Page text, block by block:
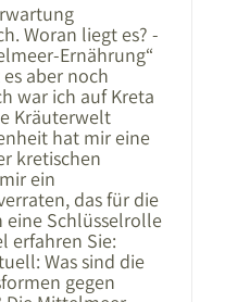
Woran liegt es? -
Ernährung“
aber noch
war ich auf Kreta
Kräuterwelt
hat mir eine
kretischen
ein
das für die
eine Schlüsselrolle
erfahren Sie:
Was sind die
gegen